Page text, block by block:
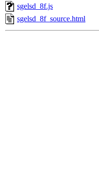
sgelsd_8f.js
sgelsd_8f_source.html